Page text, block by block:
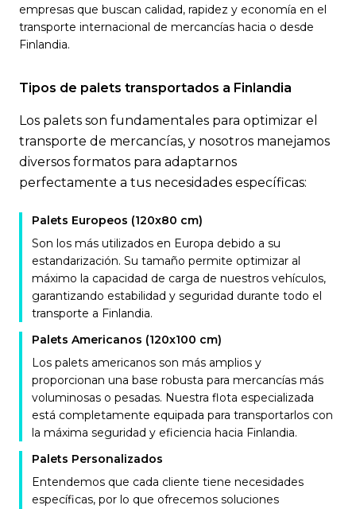
empresas que buscan calidad, rapidez y economía en el
transporte internacional de mercancías hacia o desde
Finlandia.
Tipos de palets transportados a Finlandia
Los palets son fundamentales para optimizar el
transporte de mercancías, y nosotros manejamos
diversos formatos para adaptarnos
perfectamente a tus necesidades específicas:
Palets Europeos (120x80 cm)
Son los más utilizados en Europa debido a su
estandarización. Su tamaño permite optimizar al
máximo la capacidad de carga de nuestros vehículos,
garantizando estabilidad y seguridad durante todo el
transporte a Finlandia.
Palets Americanos (120x100 cm)
Los palets americanos son más amplios y
proporcionan una base robusta para mercancías más
voluminosas o pesadas. Nuestra flota especializada
está completamente equipada para transportarlos con
la máxima seguridad y eficiencia hacia Finlandia.
Palets Personalizados
Entendemos que cada cliente tiene necesidades
específicas, por lo que ofrecemos soluciones